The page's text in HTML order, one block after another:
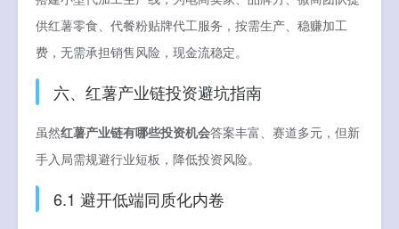
供红薯零食、代餐粉贴牌代工服务，按需生产、稳赚加工
费，无需承担销售风险，现金流稳定。
六、红薯产业链投资避坑指南
虽然红薯产业链有哪些投资机会答案丰富、赛道多元，但新
手入局需规避行业短板，降低投资风险。
6.1 避开低端同质化内卷